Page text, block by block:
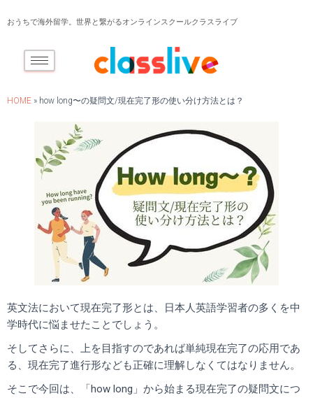
おうちで海外留学。世界と繋がるオンラインスクールクラスライブ
HOME » how long〜の疑問文/現在完了形の使い分け方法とは？
英文法において現在完了形とは、日本人英語学習者の多くを中
学時代に悩ませたことでしょう。
そしてさらに、上を目指すのであれば単純現在完了の応用であ
る、現在完了進行形なども正確に理解しなくてはなりません。
そこで今回は、「how long」から始まる現在完了の疑問文につ